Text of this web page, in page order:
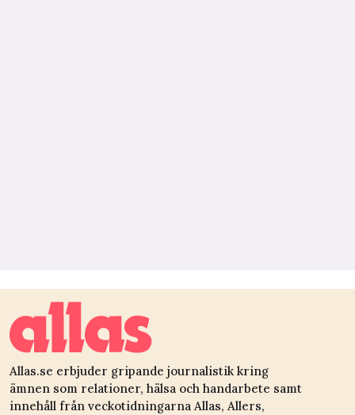
Allas.se erbjuder gripande journalistik kring
ämnen som relationer, hälsa och handarbete samt
innehåll från veckotidningarna Allas, Allers,